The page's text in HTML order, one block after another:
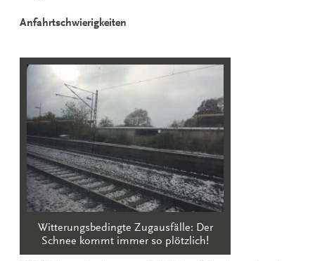
Anfahrtschwierigkeiten
Witterungsbedingte Zugausfälle: Der
Schnee kommt immer so plötzlich!